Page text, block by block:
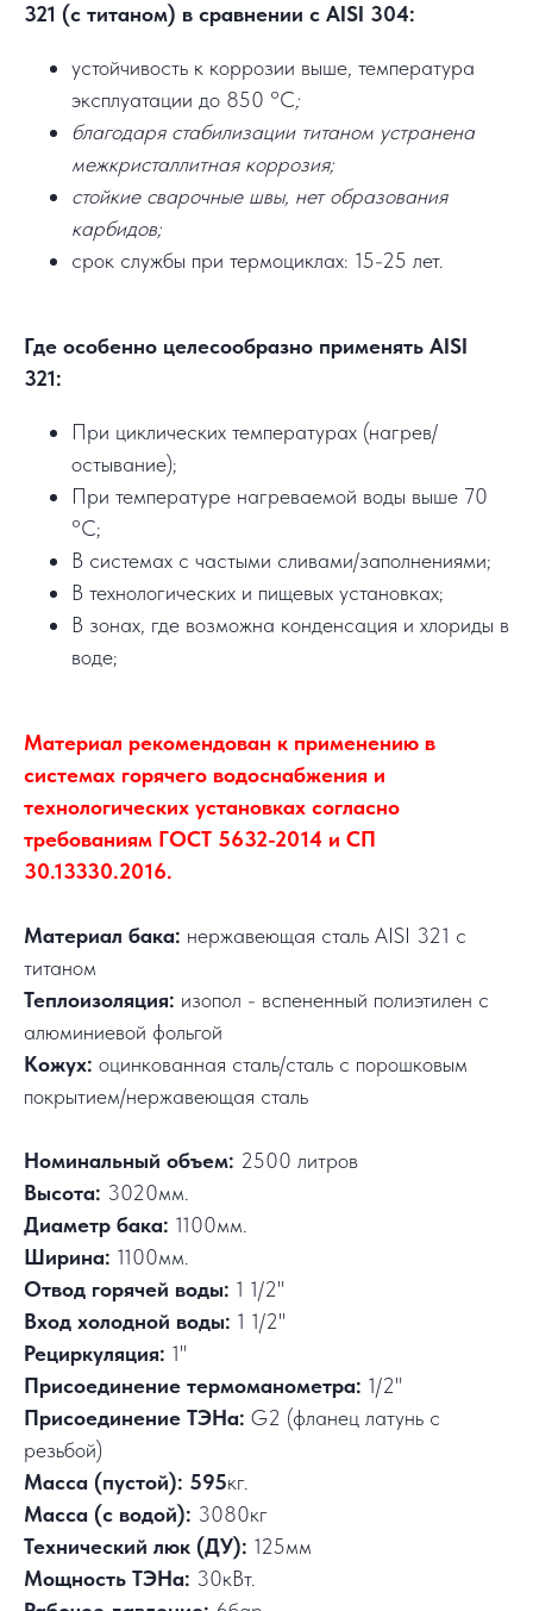
321 (с титаном) в сравнении с AISI 304:
устойчивость к коррозии выше, температура
эксплуатации до 850 °C;
благодаря стабилизации титаном устранена
межкристаллитная коррозия;
стойкие сварочные швы, нет образования
карбидов;
срок службы при термоциклах: 15-25 лет.
Где особенно целесообразно применять AISI
321:
При циклических температурах (нагрев/
остывание);
При температуре нагреваемой воды выше 70
°C;
В системах с частыми сливами/заполнениями;
В технологических и пищевых установках;
В зонах, где возможна конденсация и хлориды в
воде;
Материал рекомендован к применению в
системах горячего водоснабжения и
технологических установках согласно
требованиям ГОСТ 5632-2014 и СП
30.13330.2016.
Материал бака: нержавеющая сталь AISI 321 с
титаном
Теплоизоляция: изопол - вспененный полиэтилен с
алюминиевой фольгой
Кожух: оцинкованная сталь/сталь с порошковым
покрытием/нержавеющая сталь
Номинальный объем: 2500 литров
Высота: 3020мм.
Диаметр бака: 1100мм.
Ширина: 1100мм.
Отвод горячей воды: 1 1/2"
Вход холодной воды: 1 1/2"
Рециркуляция: 1"
Присоединение термоманометра: 1/2"
Присоединение ТЭНа: G2 (фланец латунь с
резьбой)
Масса (пустой): 595кг.
Масса (с водой): 3080кг
Технический люк (ДУ): 125мм
Мощность ТЭНа: 30кВт.